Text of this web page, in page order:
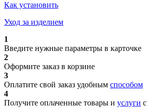
Как установить
Уход за изделием
1
Введите нужные параметры в карточке
2
Оформите заказ в корзине
3
Оплатите свой заказ удобным способом
4
Получите оплаченные товары и услуги с